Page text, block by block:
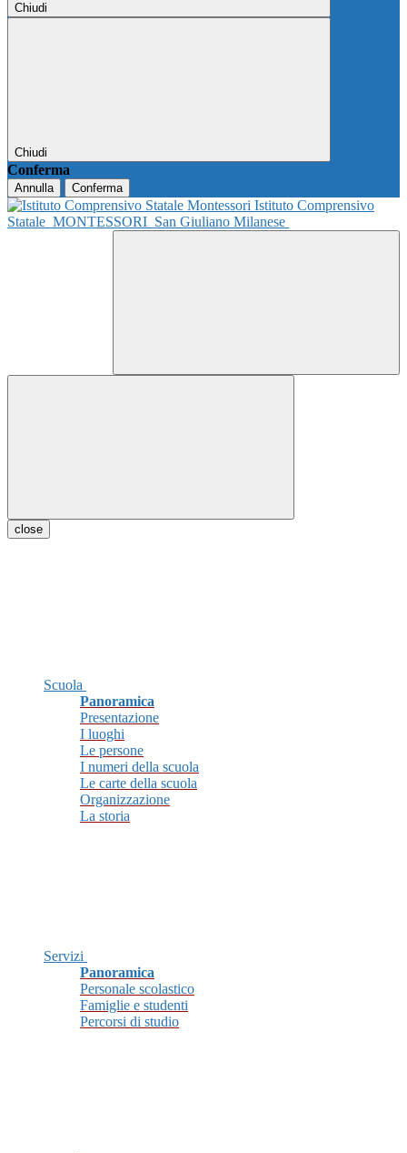
Chiudi
Chiudi
Conferma
Annulla Conferma
Istituto Comprensivo
Statale MONTESSORI San Giuliano Milanese
close
Scuola
Panoramica
Presentazione
I luoghi
Le persone
I numeri della scuola
Le carte della scuola
Organizzazione
La storia
Servizi
Panoramica
Personale scolastico
Famiglie e studenti
Percorsi di studio